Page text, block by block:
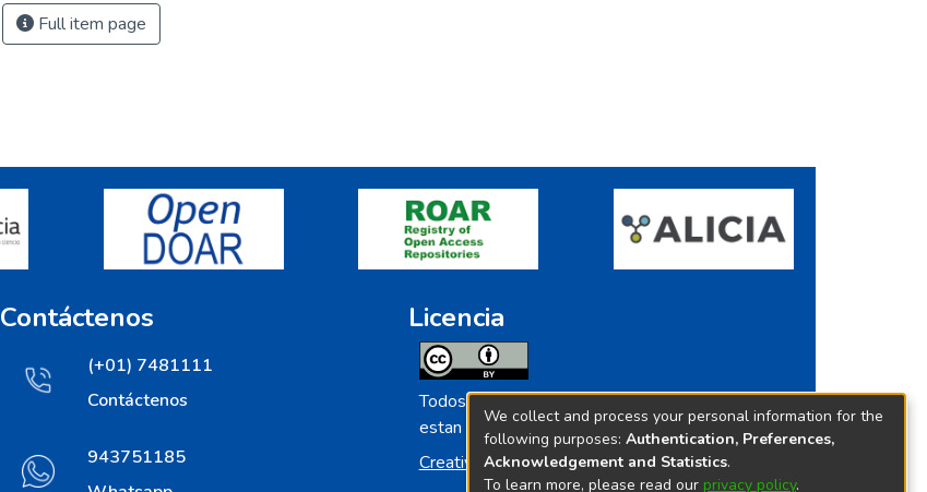
Full item page
Contáctenos
(+01) 7481111
Contáctenos
943751185
Licencia
Todos los contenidos de repositorio.ins.gob.pe
estan licenciados bajo
Creative Commoms License
We collect and process your personal information for the
following purposes: Authentication, Preferences,
Acknowledgement and Statistics.
To learn more, please read our privacy policy.